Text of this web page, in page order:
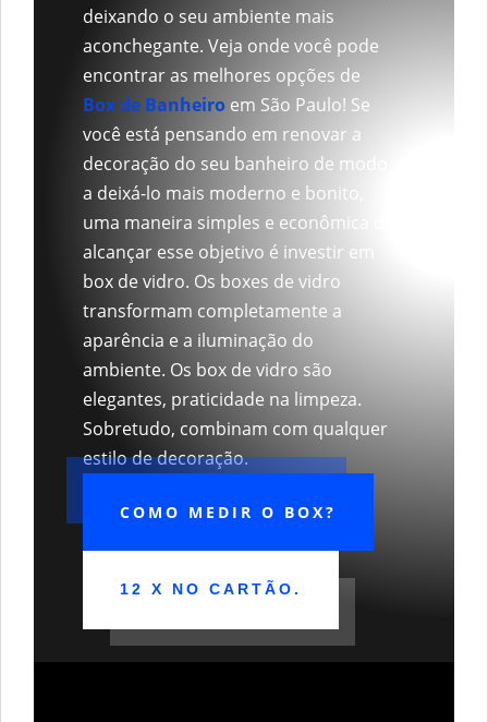
deixando o seu ambiente mais
aconchegante. Veja onde você pode
encontrar as melhores opções de
Box de Banheiro em São Paulo! Se
você está pensando em renovar a
decoração do seu banheiro de modo
a deixá-lo mais moderno e bonito,
uma maneira simples e econômica de
alcançar esse objetivo é investir em
box de vidro. Os boxes de vidro
transformam completamente a
aparência e a iluminação do
ambiente. Os box de vidro são
elegantes, praticidade na limpeza.
Sobretudo, combinam com qualquer
estilo de decoração.
COMO MEDIR O BOX?
12 X NO CARTÃO.